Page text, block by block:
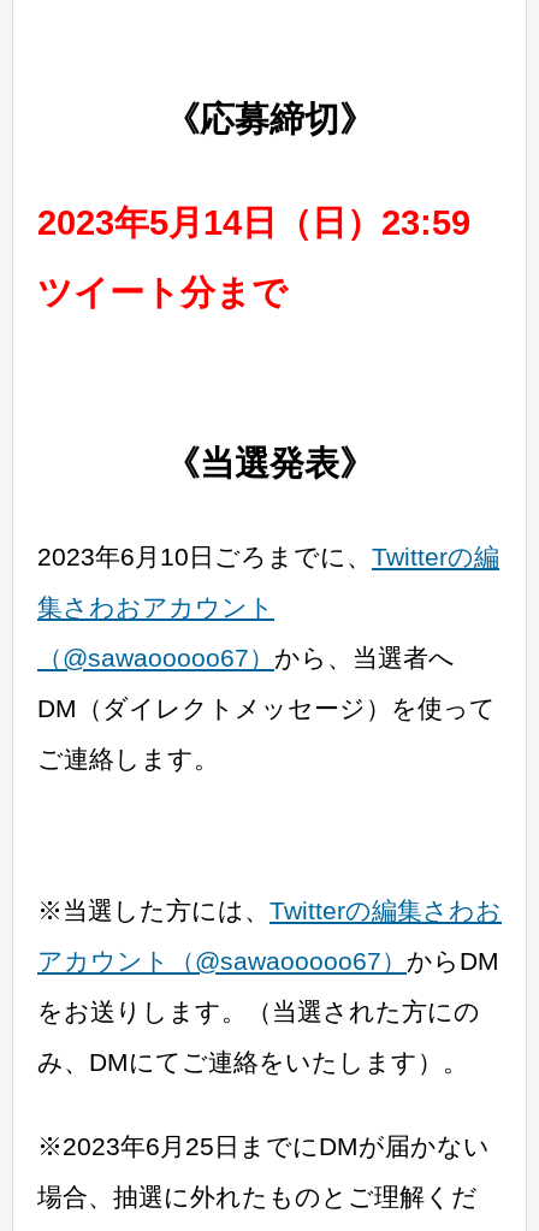
《応募締切》
2023年5月14日（日）23:59
ツイート分まで
《当選発表》
2023年6月10日ごろまでに、 Twitterの編
集さわおアカウント
（@sawaooooo67） から、当選者へ
DM（ダイレクトメッセージ）を使って
ご連絡します。
※当選した方には、 Twitterの編集さわお
アカウント（@sawaooooo67） からDM
をお送りします。（当選された方にの
み、DMにてご連絡をいたします）。
※2023年6月25日までにDMが届かない
場合、抽選に外れたものとご理解くだ